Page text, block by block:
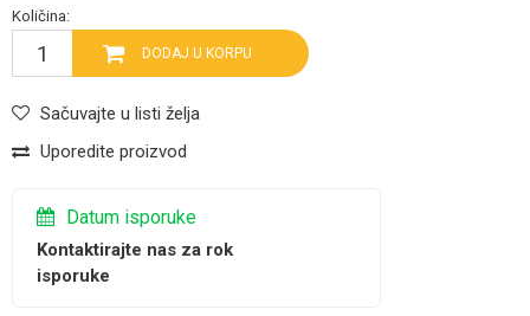
Količina:
DODAJ U KORPU
Sačuvajte u listi želja
Uporedite proizvod
Datum isporuke
Kontaktirajte nas za rok
isporuke